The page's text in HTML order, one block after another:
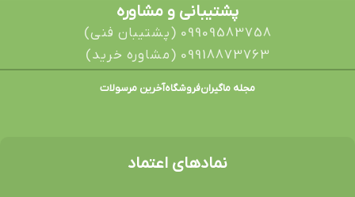
پشتیبانی و مشاوره
09909583758 (پشتیبان فنی)
09918873763 (مشاوره خرید)
مجله ماگیرانفروشگاهآخرین مرسولات
نمادهای اعتماد